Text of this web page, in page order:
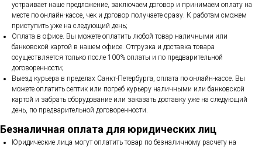
устраивает наше предложение, заключаем договор и принимаем оплату на
месте по онлайн-кассе, чек и договор получаете сразу. К работам сможем
приступить уже на следующий день;
Оплата в офисе. Вы можете оплатить любой товар наличными или
банковской картой в нашем офисе. Отгрузка и доставка товара
осуществляется только после 100% оплаты и по предварительной
договоренности;
Выезд курьера в пределах Санкт-Петербурга, оплата по онлайн-кассе. Вы
можете оплатить септик или погреб курьеру наличными или банковской
картой и забрать оборудование или заказать доставку уже на следующий
день, по предварительной договоренности.
Безналичная оплата для юридических лиц
Юридические лица могут оплатить товар по безналичному расчету на